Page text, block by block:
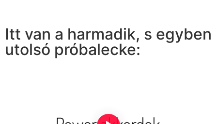
Itt van a harmadik, s egyben
utolsó próbalecke: